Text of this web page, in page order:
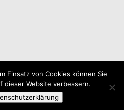
Einsatz von Cookies können Sie
dieser Website verbessern.